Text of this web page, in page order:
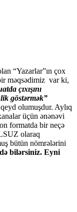
“Yazarlar”ın çox
məqsədimiz var ki,
çıxışını
göstәrmәk”
olumuşdur. Aylıq
üçün ənənəvi
formatda bir neçə
olaraq
bütün nömrələrini
bilərsiniz. Eyni